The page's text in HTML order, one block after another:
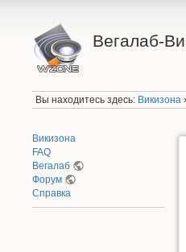
Вегалаб-
Вы находитесь здесь: Викизона
Викизона
FAQ
Вегалаб
Форум
Справка